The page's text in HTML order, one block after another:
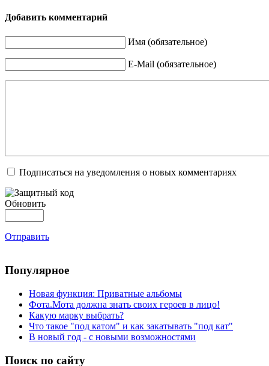
Добавить комментарий
Имя (обязательное)
E-Mail (обязательное)
Подписаться на уведомления о новых комментариях
Обновить
Отправить
Популярное
Новая функция: Приватные альбомы
Фота.Мота должна знать своих героев в лицо!
Какую марку выбрать?
Что такое "под катом" и как закатывать "под кат"
В новый год - с новыми возможностями
Поиск по сайту